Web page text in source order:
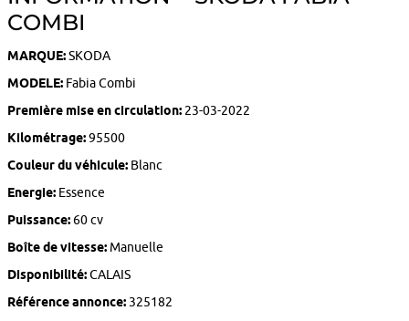
COMBI
MARQUE:SKODA
MODELE: Fabia Combi
Première mise en circulation: 23-03-2022
Kilométrage:95500
Couleur du véhicule: Blanc
Energie: Essence
Puissance: 60 cv
Boîte de vitesse: Manuelle
Disponibilité:CALAIS
Référence annonce: 325182